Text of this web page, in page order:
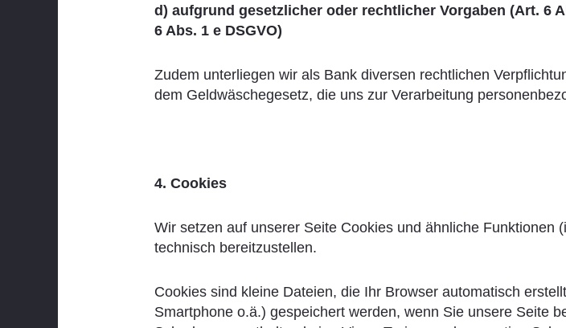
d) aufgrund gesetzlicher oder rechtlicher Vorgaben (Art. 6
6 Abs. 1 e DSGVO)
Zudem unterliegen wir als Bank diversen rechtlichen
dem Geldwäschegesetz, die uns zur Verarbeitung
4. Cookies
Wir setzen auf unserer Seite Cookies und ähnliche Funktionen
technisch bereitzustellen.
Cookies sind kleine Dateien, die Ihr Browser automatisch
Smartphone o.ä.) gespeichert werden, wenn Sie unsere Seite